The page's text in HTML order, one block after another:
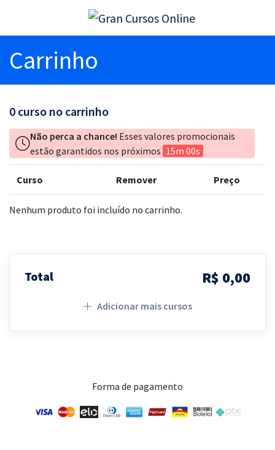
Carrinho
0 curso no carrinho
Não perca a chance! Esses valores promocionais
estão garantidos nos próximos 15m 00s
Curso Remover Preço
Nenhum produto foi incluído no carrinho.
Total R$ 0,00
Adicionar mais cursos
Forma de pagamento